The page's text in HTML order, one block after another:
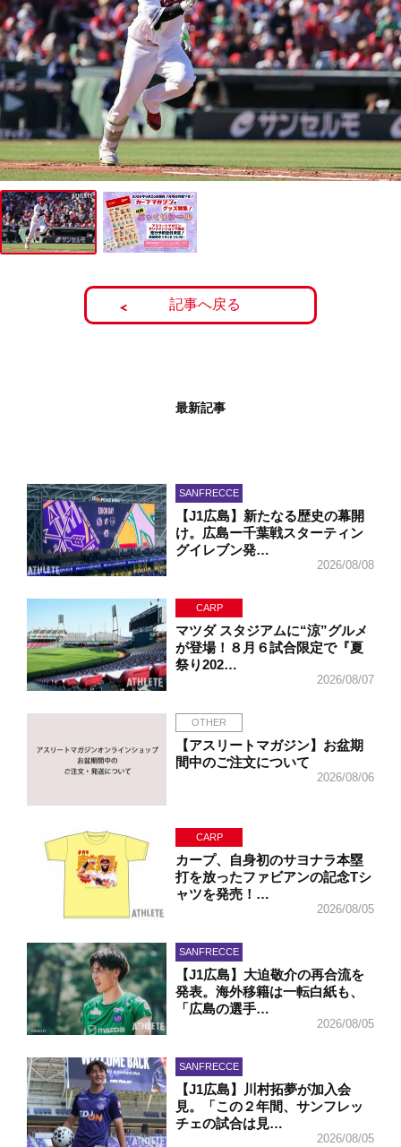
記事へ戻る
最新記事
SANFRECCE
【J1広島】新たなる歴史の幕開
け。広島ー千葉戦スターティン
グイレブン発…
2026/08/08
CARP
マツダ スタジアムに“涼”グルメ
が登場！８月６試合限定で『夏
祭り202…
2026/08/07
OTHER
【アスリートマガジン】お盆期
間中のご注文について
2026/08/06
CARP
カープ、自身初のサヨナラ本塁
打を放ったファビアンの記念Tシ
ャツを発売！…
2026/08/05
SANFRECCE
【J1広島】大迫敬介の再合流を
発表。海外移籍は一転白紙も、
「広島の選手…
2026/08/05
SANFRECCE
【J1広島】川村拓夢が加入会
見。「この２年間、サンフレッ
チェの試合は見…
2026/08/05